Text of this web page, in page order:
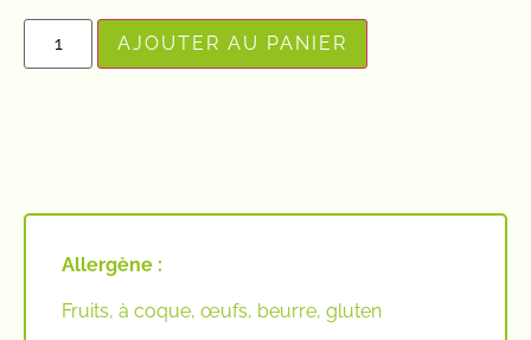
AJOUTER AU PANIER
Allergène :
Fruits, à coque, œufs, beurre, gluten